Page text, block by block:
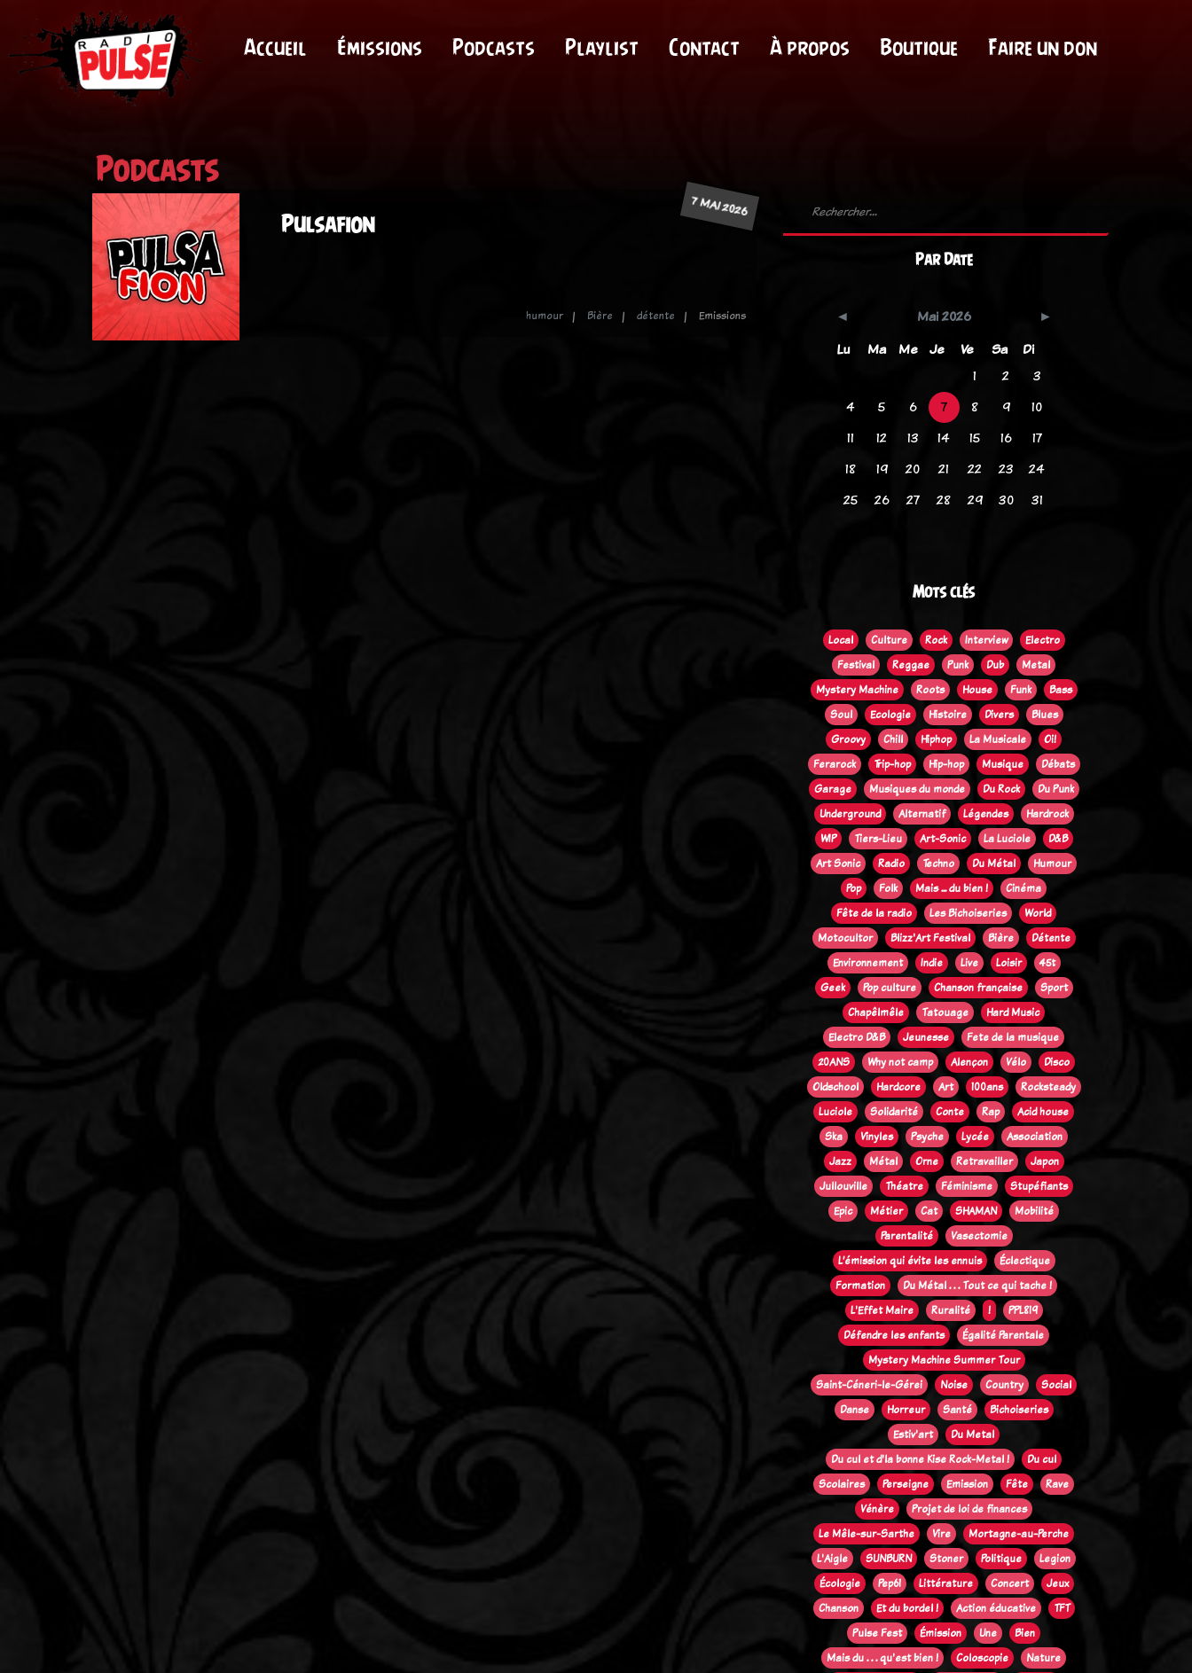
Accueil Émissions Podcasts Playlist Contact À propos Boutique Faire un don
Podcasts
7 MAI 2026
Pulsafion
humour Bière détente Emissions
Par Date
Mai 2026
Lu
Ma Me Je Ve Sa
Di
1
2
3
4
5 6 7 8 9
10
11
12 13 14 15 16
17
18
19 20 21 22 23
24
25
26 27 28 29 30 31
Mots clés
Local Culture Rock Interview
Electro
Festival
Reggae Punk Dub
Metal
Mystery Machine
Roots House Funk
Bass
Soul
Ecologie Histoire Divers
Blues
Groovy
Chill Hiphop La Musicale
Oi!
Ferarock
Trip-hop Hip-hop Musique
Débats
Garage
Musiques du monde Du Rock
Du Punk
Underground
Alternatif Légendes
Hardrock
WIP
Tiers-Lieu Art-Sonic La Luciole
D&B
Art Sonic
Radio Techno Du Métal
Humour
Pop
Folk Mais ... du bien !
Cinéma
Fête de la radio
Les Bichoiseries
World
Motocultor
Blizz'Art Festival Bière
Détente
Environnement
Indie Live Loisir
45t
Geek
Pop culture Chanson française
Sport
Chapêlmêle
Tatouage
Hard Music
Electro D&B
Jeunesse
Fete de la musique
20ANS
Why not camp Alençon Vélo
Disco
Oldschool
Hardcore Art 100ans
Rocksteady
Luciole
Solidarité Conte Rap
Acid house
Ska
Vinyles Psyche Lycée
Association
Jazz
Métal Orne Retravailler
Japon
Jullouville
Théatre Féminisme
Stupéfiants
Epic
Métier Cat SHAMAN
Mobilité
Parentalité
Vasectomie
L’émission qui évite les ennuis
Éclectique
Formation
Du Métal . . . Tout ce qui tache !
L'Effet Maire
Ruralité !
PPL819
Défendre les enfants
Égalité Parentale
Mystery Machine Summer Tour
Saint-Céneri-le-Gérei
Noise Country
Social
Danse
Horreur Santé
Bichoiseries
Estiv'art
Du Metal
Du cul et d'la bonne Kise Rock-Metal !
Du cul
Scolaires
Perseigne Emission Fête
Rave
Vénère
Projet de loi de finances
Le Mêle-sur-Sarthe
Vire
Mortagne-au-Perche
L'Aigle
SUNBURN Stoner Politique
Legion
Écologie
Pep61 Littérature Concert
Jeux
Chanson
Et du bordel ! Action éducative
TFT
Pulse Fest
Émission Une
Bien
Mais du . . . qu'est bien !
Coloscopie
Nature